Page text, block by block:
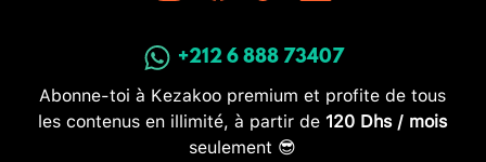
+212 6 888 73407
Abonne-toi à Kezakoo premium et profite de tous
les contenus en illimité, à partir de 120 Dhs / mois
seulement 😎